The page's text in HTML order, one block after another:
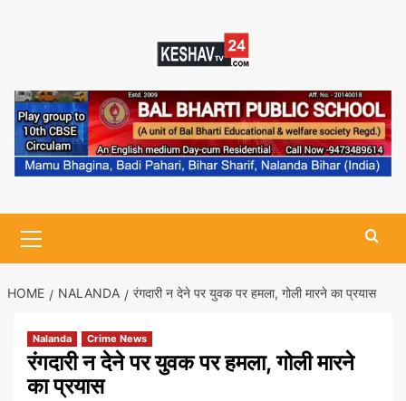
Menu
HOME NALANDA रंगदारी न देने पर युवक पर हमला, गोली मारने का प्रयास
Nalanda Crime News
रंगदारी न देने पर युवक पर हमला, गोली मारने
का प्रयास